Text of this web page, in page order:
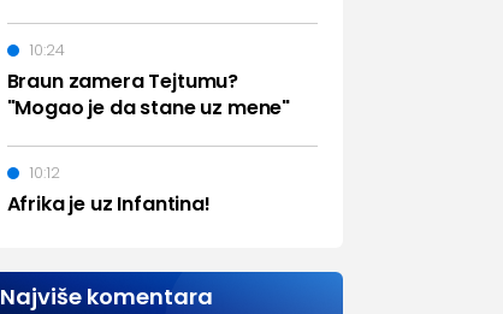
Braun zamera Tejtumu?
"Mogao je da stane uz mene"
10:24
Afrika je uz Infantina!
10:12
Najviše komentara